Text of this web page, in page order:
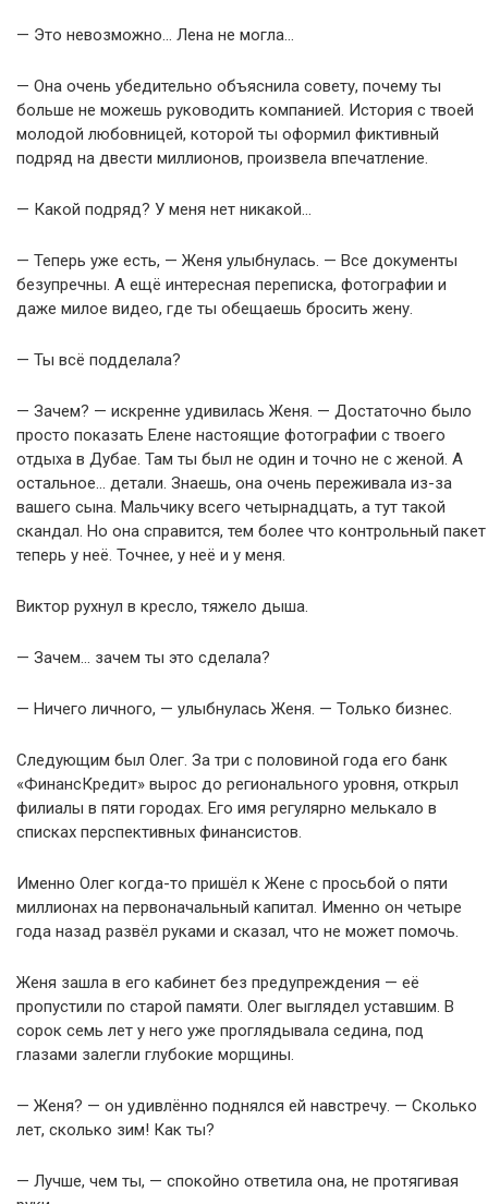
— Это невозможно… Лена не могла…
— Она очень убедительно объяснила совету, почему ты
больше не можешь руководить компанией. История с твоей
молодой любовницей, которой ты оформил фиктивный
подряд на двести миллионов, произвела впечатление.
— Какой подряд? У меня нет никакой…
— Теперь уже есть, — Женя улыбнулась. — Все документы
безупречны. А ещё интересная переписка, фотографии и
даже милое видео, где ты обещаешь бросить жену.
— Ты всё подделала?
— Зачем? — искренне удивилась Женя. — Достаточно было
просто показать Елене настоящие фотографии с твоего
отдыха в Дубае. Там ты был не один и точно не с женой. А
остальное… детали. Знаешь, она очень переживала из-за
вашего сына. Мальчику всего четырнадцать, а тут такой
скандал. Но она справится, тем более что контрольный пакет
теперь у неё. Точнее, у неё и у меня.
Виктор рухнул в кресло, тяжело дыша.
— Зачем… зачем ты это сделала?
— Ничего личного, — улыбнулась Женя. — Только бизнес.
Следующим был Олег. За три с половиной года его банк
«ФинансКредит» вырос до регионального уровня, открыл
филиалы в пяти городах. Его имя регулярно мелькало в
списках перспективных финансистов.
Именно Олег когда-то пришёл к Жене с просьбой о пяти
миллионах на первоначальный капитал. Именно он четыре
года назад развёл руками и сказал, что не может помочь.
Женя зашла в его кабинет без предупреждения — её
пропустили по старой памяти. Олег выглядел уставшим. В
сорок семь лет у него уже проглядывала седина, под
глазами залегли глубокие морщины.
— Женя? — он удивлённо поднялся ей навстречу. — Сколько
лет, сколько зим! Как ты?
— Лучше, чем ты, — спокойно ответила она, не протягивая